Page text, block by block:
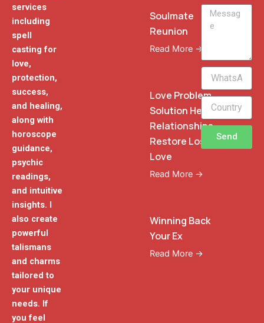
services
including
spell
casting for
love,
protection,
success,
and healing,
along with
horoscope
guidance,
psychic
readings,
and intuitive
insights. I
also create
powerful
talismans
and charms
tailored to
your unique
needs. If
you feel
Soulmate
Reunion
Read More →
Love Problem
Solution Heal
Relationships
Restore Lost
Love
Read More →
Winning Back
Your Ex
Read More →
Message
WhatsApp
Phone
Send